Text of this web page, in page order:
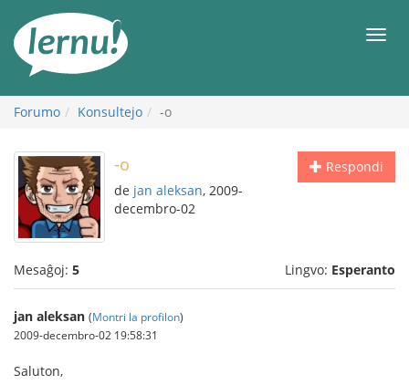
enhavo
Forumo Konsultejo -o
Respondi
-o
de jan aleksan, 2009-
decembro-02
Mesaĝoj: 5 Lingvo: Esperanto
jan aleksan (Montri la profilon)
2009-decembro-02 19:58:31
Saluton,